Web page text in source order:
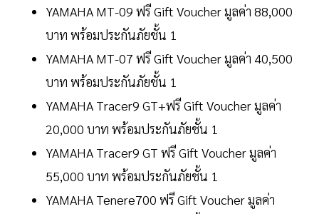
YAMAHA MT-09 ฟรี Gift Voucher มูลค่า 88,000
บาท พร้อมประกันภัยชั้น 1
YAMAHA MT-07 ฟรี Gift Voucher มูลค่า 40,500
บาท พร้อมประกันภัยชั้น 1
YAMAHA Tracer9 GT+ฟรี Gift Voucher มูลค่า
20,000 บาท พร้อมประกันภัยชั้น 1
YAMAHA Tracer9 GT ฟรี Gift Voucher มูลค่า
55,000 บาท พร้อมประกันภัยชั้น 1
YAMAHA Tenere700 ฟรี Gift Voucher มูลค่า